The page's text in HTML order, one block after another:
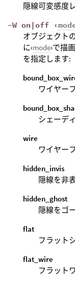
隠線可変感度
-W on|off ‹
オブジェクト
に‹mode›で描
を指定します:
ワイヤー
シェーデ
wire
ワイヤー
hidden_invis
隠線を非
hidden_ghost
隠線をゴ
flat
フラット
flat_wire
フラット